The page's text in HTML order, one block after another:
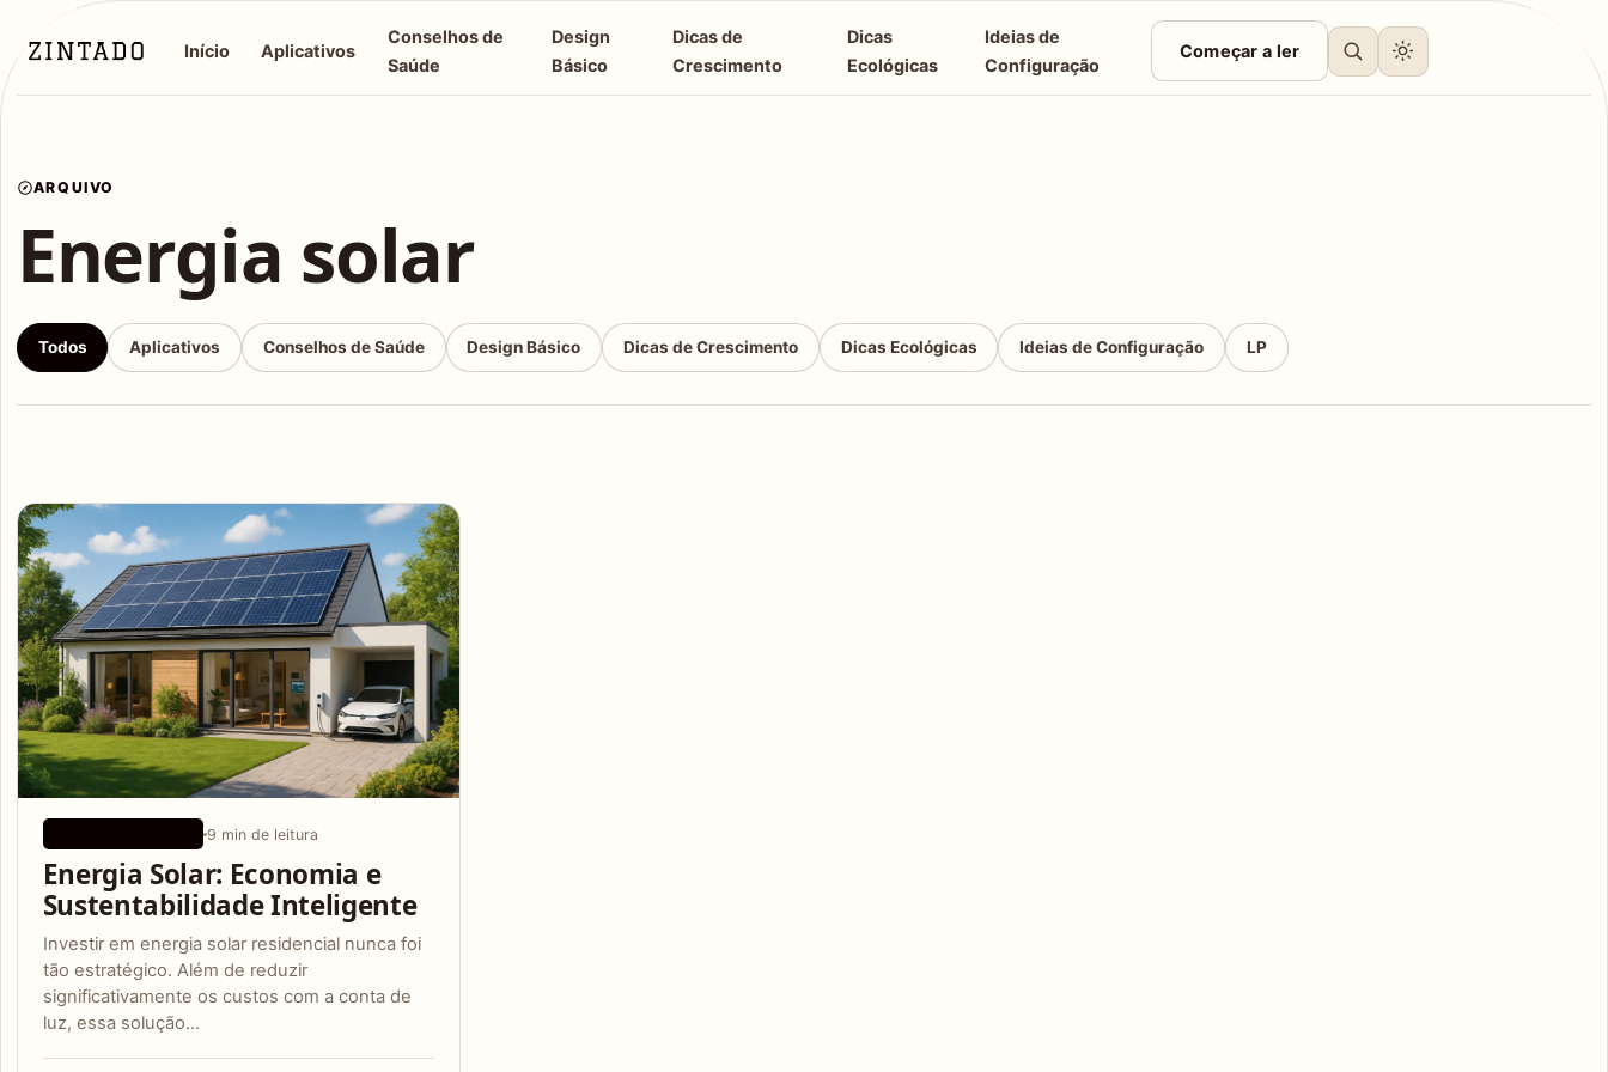
Início Aplicativos
Conselhos de
Saúde
Design
Básico
Dicas de
Crescimento
Dicas
Ecológicas
Ideias de
Configuração
Começar a ler
ARQUIVO
Energia solar
Todos Aplicativos Conselhos de Saúde Design Básico Dicas de Crescimento Dicas Ecológicas Ideias de Configuração LP
Articles
9 min de leitura
Energia Solar: Economia e
Sustentabilidade Inteligente
Investir em energia solar residencial nunca foi
tão estratégico. Além de reduzir
significativamente os custos com a conta de
luz, essa solução…